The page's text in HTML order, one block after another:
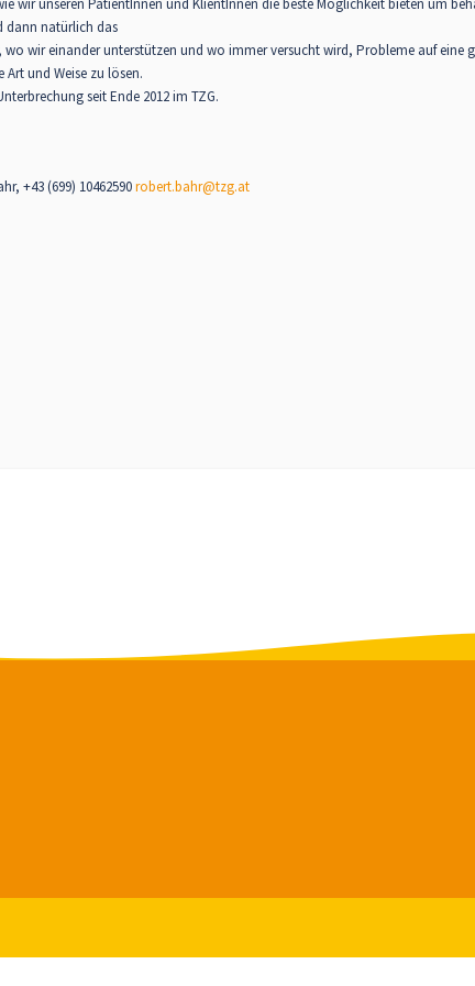
wir unseren PatientInnen und KlientInnen die beste Möglichkeit bieten um
dann natürlich das
wo wir einander unterstützen und wo immer versucht wird, Probleme auf eine
Art und Weise zu lösen.
seit Ende 2012 im TZG.
+43 (699) 10462590robert.bahr@tzg.at